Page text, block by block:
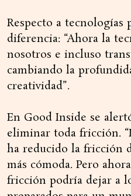
Respecto a tecnologías
diferencia: “Ahora la
nosotros e incluso
cambiando la
creatividad”.
En Good Inside se
eliminar toda fricción.
ha reducido la fricción
más cómoda. Pero
fricción podría dejar a